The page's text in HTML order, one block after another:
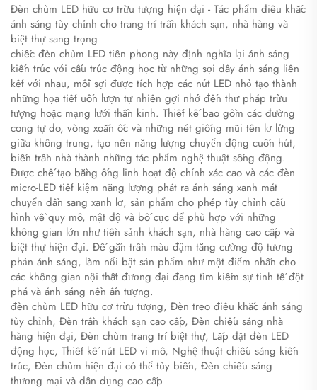
Đèn chùm LED hữu cơ trừu tượng hiện đại - Tác phẩm điêu khắc
ánh sáng tùy chỉnh cho trang trí trần khách sạn, nhà hàng và
biệt thự sang trọng
chiếc đèn chùm LED tiên phong này định nghĩa lại ánh sáng
kiến trúc với cấu trúc động học từ những sợi dây ánh sáng liên
kết với nhau, mỗi sợi được tích hợp các nút LED nhỏ tạo thành
những họa tiết uốn lượn tự nhiên gợi nhớ đến thư pháp trừu
tượng hoặc mạng lưới thần kinh. Thiết kế bao gồm các đường
cong tự do, vòng xoắn ốc và những nét giống mũi tên lơ lửng
giữa không trung, tạo nên năng lượng chuyển động cuốn hút,
biến trần nhà thành những tác phẩm nghệ thuật sống động.
Được chế tạo bằng ống linh hoạt độ chính xác cao và các đèn
micro-LED tiết kiệm năng lượng phát ra ánh sáng xanh mát
chuyển dần sang xanh lơ, sản phẩm cho phép tùy chỉnh cấu
hình về quy mô, mật độ và bố cục để phù hợp với những
không gian lớn như tiền sảnh khách sạn, nhà hàng cao cấp và
biệt thự hiện đại. Đế gắn trần màu đậm tăng cường độ tương
phản ánh sáng, làm nổi bật sản phẩm như một điểm nhấn cho
các không gian nội thất đương đại đang tìm kiếm sự tinh tế đột
phá và ánh sáng nền ấn tượng.
đèn chùm LED hữu cơ trừu tượng, Đèn treo điêu khắc ánh sáng
tùy chỉnh, Đèn trần khách sạn cao cấp, Đèn chiếu sáng nhà
hàng hiện đại, Đèn chùm trang trí biệt thự, Lắp đặt đèn LED
động học, Thiết kế nút LED vi mô, Nghệ thuật chiếu sáng kiến
trúc, Đèn chùm hiện đại có thể tùy biến, Đèn chiếu sáng
thương mại và dân dụng cao cấp